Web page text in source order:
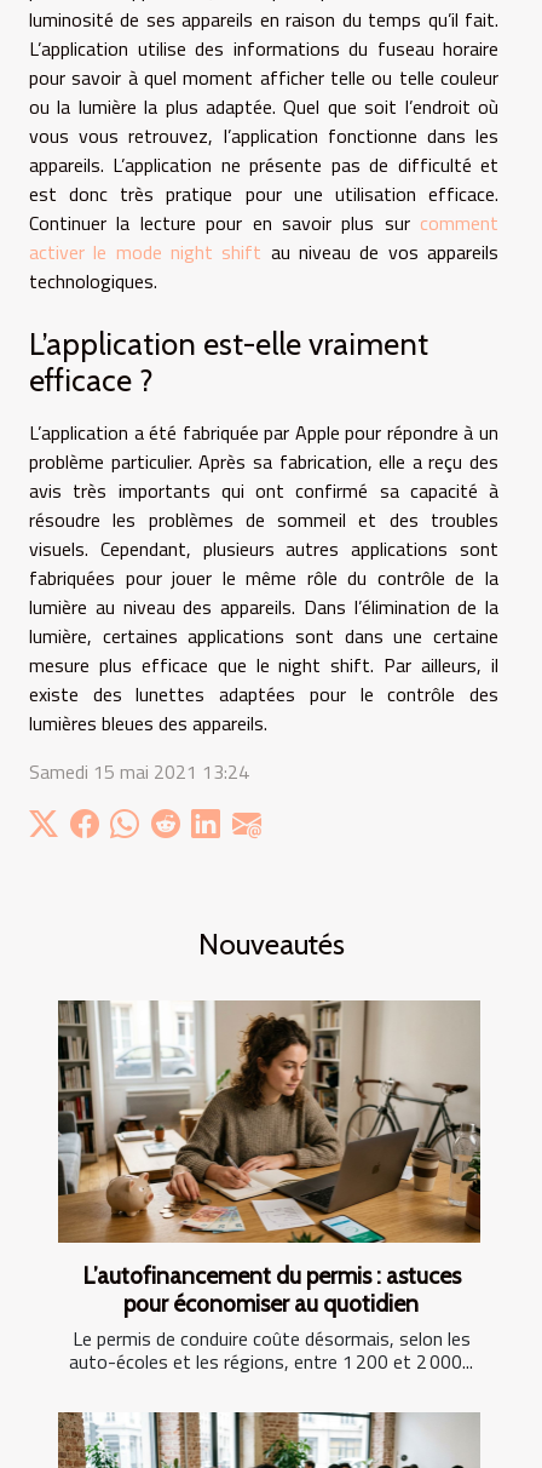
luminosité de ses appareils en raison du temps qu’il fait.
L’application utilise des informations du fuseau horaire
pour savoir à quel moment afficher telle ou telle couleur
ou la lumière la plus adaptée. Quel que soit l’endroit où
vous vous retrouvez, l’application fonctionne dans les
appareils. L’application ne présente pas de difficulté et
est donc très pratique pour une utilisation efficace.
Continuer la lecture pour en savoir plus sur comment
activer le mode night shift au niveau de vos appareils
technologiques.
L’application est-elle vraiment
efficace ?
L’application a été fabriquée par Apple pour répondre à un
problème particulier. Après sa fabrication, elle a reçu des
avis très importants qui ont confirmé sa capacité à
résoudre les problèmes de sommeil et des troubles
visuels. Cependant, plusieurs autres applications sont
fabriquées pour jouer le même rôle du contrôle de la
lumière au niveau des appareils. Dans l’élimination de la
lumière, certaines applications sont dans une certaine
mesure plus efficace que le night shift. Par ailleurs, il
existe des lunettes adaptées pour le contrôle des
lumières bleues des appareils.
Samedi 15 mai 2021 13:24
Nouveautés
L’autofinancement du permis : astuces
pour économiser au quotidien
Le permis de conduire coûte désormais, selon les
auto-écoles et les régions, entre 1 200 et 2 000...